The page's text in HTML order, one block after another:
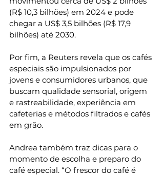
(R$ 10,3 bilhões) em 2024 e pode
chegar a US$ 3,5 bilhões (R$ 17,9
bilhões) até 2030.
Por fim, a Reuters revela que os cafés
especiais são impulsionados por
jovens e consumidores urbanos, que
buscam qualidade sensorial, origem
e rastreabilidade, experiência em
cafeterias e métodos filtrados e cafés
em grão.
Andrea também traz dicas para o
momento de escolha e preparo do
café especial. “O frescor do café é